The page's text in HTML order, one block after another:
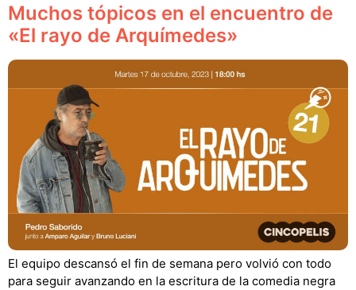
Muchos tópicos en el encuentro de
«El rayo de Arquímedes»
El equipo descansó el fin de semana pero volvió con todo
para seguir avanzando en la escritura de la comedia negra